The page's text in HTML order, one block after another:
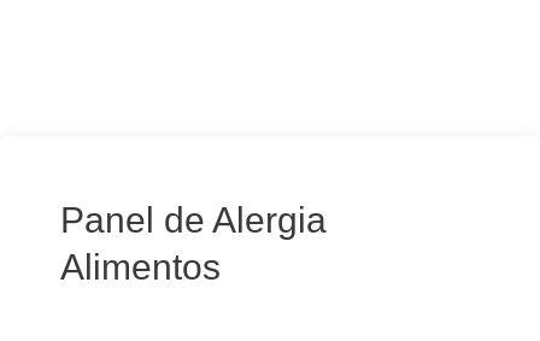
Panel de Alergia
Alimentos